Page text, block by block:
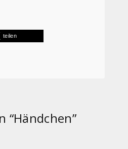
teilen
“Händchen”